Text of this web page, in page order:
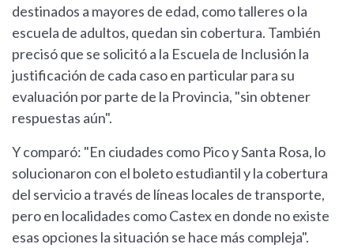
destinados a mayores de edad, como talleres o la
escuela de adultos, quedan sin cobertura. También
precisó que se solicitó a la Escuela de Inclusión la
justificación de cada caso en particular para su
evaluación por parte de la Provincia, "sin obtener
respuestas aún".
Y comparó: "En ciudades como Pico y Santa Rosa, lo
solucionaron con el boleto estudiantil y la cobertura
del servicio a través de líneas locales de transporte,
pero en localidades como Castex en donde no existe
esas opciones la situación se hace más compleja".